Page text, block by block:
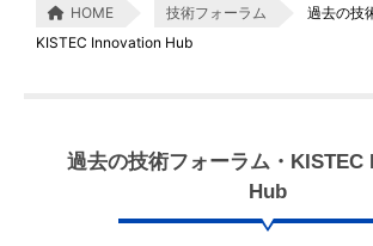
HOME 技術フォーラム
過去の技
KISTEC Innovation Hub
過去の技術フォーラム・
Hub